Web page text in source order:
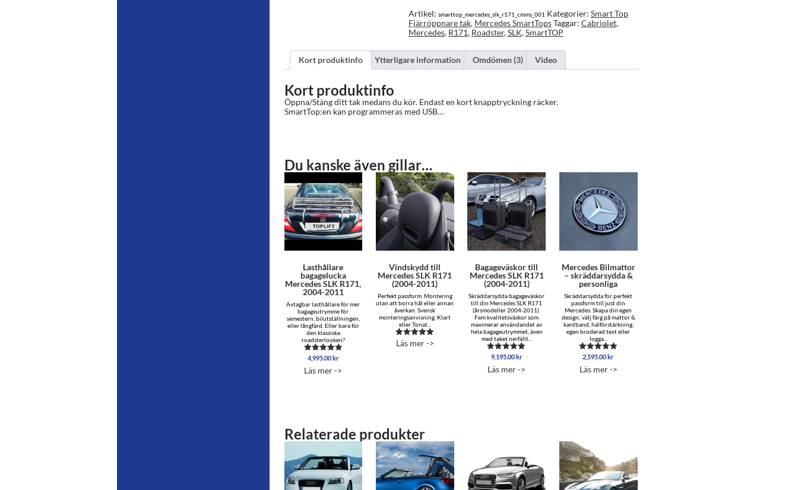
mängd
Artikel: smarttop_mercedes_slk_r171_cmms_001 Kategorier: Smart Top
Fjärröppnare tak, Mercedes SmartTopsTaggar: Cabriolet,
Mercedes, R171, Roadster,SLK,SmartTOP
Kort produktinfo Ytterligare information Omdömen (3) Video
Kort produktinfo
Öppna/Stäng ditt tak medans du kör. Endast en kort knapptryckning räcker.
SmartTop:en kan programmeras med USB…
Du kanske även gillar…
Lasthållare
bagagelucka
Mercedes SLK R171,
2004-2011
Avtagbar lasthållare för mer
bagageutrymme för
semestern, bilutställningen,
eller långfärd. Eller bara för
den klassiska
roadsterlooken?
Betygsatt
av 5
4,995.00kr
Läs mer ->
Vindskydd till
Mercedes SLK R171
(2004-2011)
Perfekt passform. Montering
utan att borra hål eller annan
åverkan. Svensk
monteringsanvisning. Klart
eller Tonat...
Betygsatt
Läs mer ->
Bagageväskor till
Mercedes SLK R171
(2004-2011)
Skräddarsydda bagageväskor
till din Mercedes SLK R171
(årsmodeller 2004-2011).
Fem kvalitetsväskor som
maximerar användandet av
hela bagageutrymmet, även
med taket nerfällt...
Betygsatt
av 5
9,195.00kr
Läs mer ->
Mercedes Bilmattor
– skräddarsydda &
personliga
Skräddarsydda för perfekt
passform till just din
Mercedes. Skapa din egen
design; välj färg på mattor &
kantband, hälförstärkning,
egen broderad text eller
logga...
Betygsatt
av 5
2,595.00kr
Läs mer ->
Relaterade produkter